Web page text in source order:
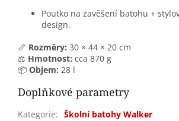
Poutko na zavěšení batohu +
design.
📏 Rozměry: 30 × 44 × 20 cm
⚖️ Hmotnost: cca 870 g
📦 Objem: 28 l
Doplňkové parametry
Kategorie: Školní batohy Walker